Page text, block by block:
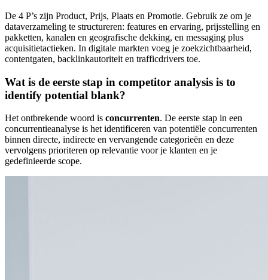
De 4 P’s zijn Product, Prijs, Plaats en Promotie. Gebruik ze om je
dataverzameling te structureren: features en ervaring, prijsstelling en
pakketten, kanalen en geografische dekking, en messaging plus
acquisitietactieken. In digitale markten voeg je zoekzichtbaarheid,
contentgaten, backlinkautoriteit en trafficdrivers toe.
Wat is de eerste stap in competitor analysis is to
identify potential blank?
Het ontbrekende woord is concurrenten. De eerste stap in een
concurrentieanalyse is het identificeren van potentiële concurrenten
binnen directe, indirecte en vervangende categorieën en deze
vervolgens prioriteren op relevantie voor je klanten en je
gedefinieerde scope.